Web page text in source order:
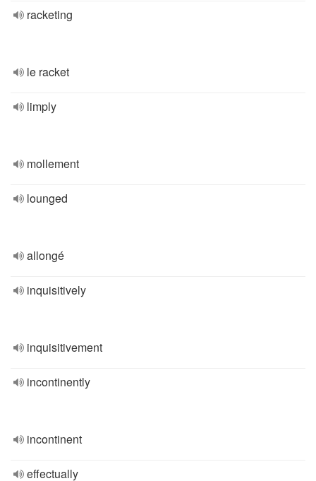
racketing
le racket
limply
mollement
lounged
allongé
inquisitively
inquisitivement
incontinently
incontinent
effectually